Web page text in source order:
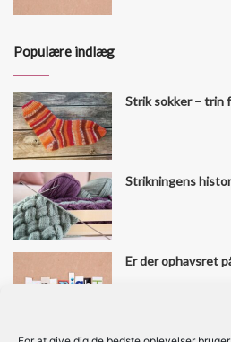
Populære indlæg
Strik sokker – trin
Strikningens
Er der ophavsret